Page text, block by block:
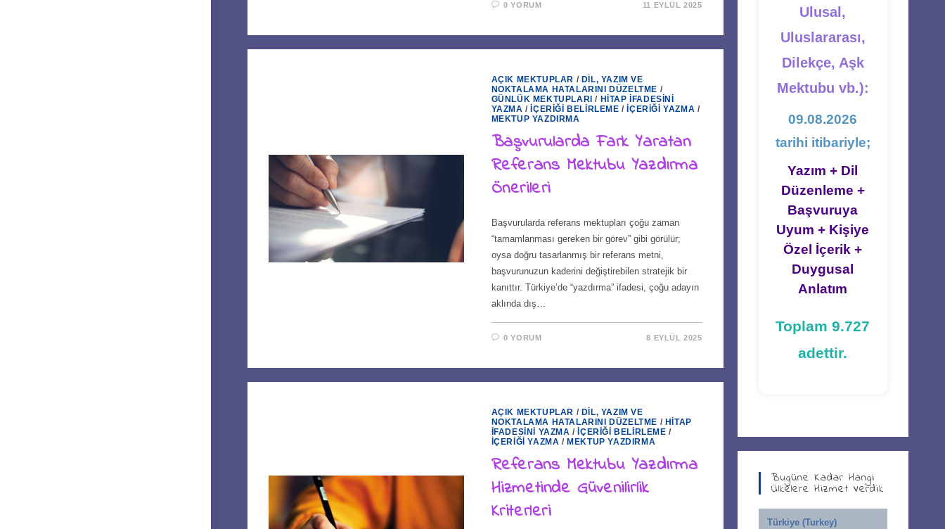
0 YORUM 11 EYLÜL 2025
AÇIK MEKTUPLAR / DIL, YAZIM VE
NOKTALAMA HATALARINI DÜZELTME /
GÜNLÜK MEKTUPLARI / HITAP İFADESINI
YAZMA / İÇERIĞI BELIRLEME / İÇERIĞI YAZMA /
MEKTUP YAZDIRMA
Başvurularda Fark Yaratan
Referans Mektubu Yazdırma
Önerileri
Başvurularda referans mektupları çoğu zaman
“tamamlanması gereken bir görev” gibi görülür;
oysa doğru tasarlanmış bir referans metni,
başvurunuzun kaderini değiştirebilen stratejik bir
kanıttır. Türkiye’de “yazdırma” ifadesi, çoğu adayın
aklında dış…
0 YORUM 8 EYLÜL 2025
AÇIK MEKTUPLAR / DIL, YAZIM VE
NOKTALAMA HATALARINI DÜZELTME / HITAP
İFADESINI YAZMA / İÇERIĞI BELIRLEME /
İÇERIĞI YAZMA / MEKTUP YAZDIRMA
Referans Mektubu Yazdırma
Hizmetinde Güvenilirlik
Kriterleri
Ulusal,
Uluslararası,
Dilekçe, Aşk
Mektubu vb.):
09.08.2026
tarihi itibariyle;
Yazım + Dil
Düzenleme +
Başvuruya
Uyum + Kişiye
Özel İçerik +
Duygusal
Anlatım
Toplam 9.727
adettir.
Bugüne Kadar Hangi
Ülkelere Hizmet Verdik
Türkiye (Turkey)